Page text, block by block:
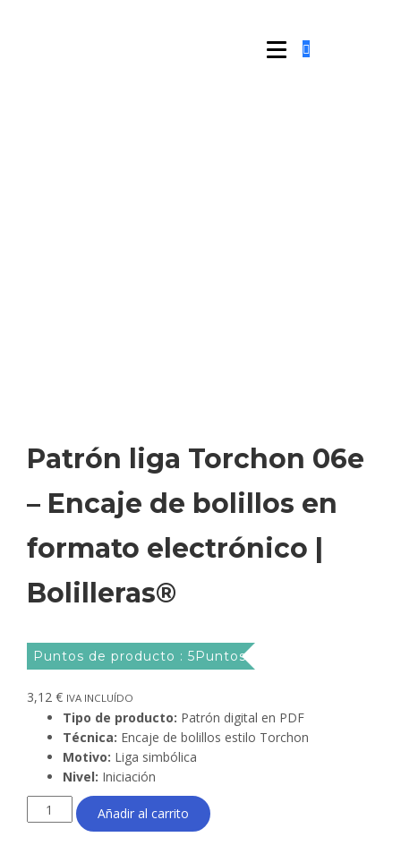
Patrón liga Torchon 06e
– Encaje de bolillos en
formato electrónico |
Bolilleras®
Puntos de producto : 5Puntos
3,12 € IVA INCLUÍDO
Tipo de producto: Patrón digital en PDF
Técnica: Encaje de bolillos estilo Torchon
Motivo: Liga simbólica
Nivel: Iniciación
Patrón
liga
Añadir al carrito